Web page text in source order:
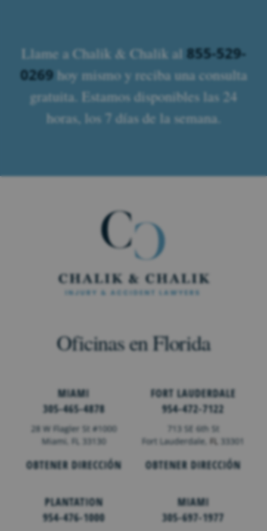
Llame a Chalik & Chalik al 855-529-
0269hoy mismo y reciba una consulta
gratuita. Estamos disponibles las 24
horas, los 7 días de la semana.
Oficinas en Florida
MIAMI
305-465-4878
28 W Flagler St #1000
Miami, FL 33130
OBTENER DIRECCIÓN
FORT LAUDERDALE
954-472-7122
713 SE 6th St
Fort Lauderdale,FL 33301
OBTENER DIRECCIÓN
PLANTATION
954-476-1000
MIAMI
305-697-1977